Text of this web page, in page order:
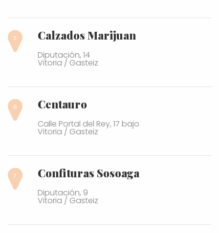
Calzados Marijuan
Diputación, 14
Vitoria / Gasteiz
Centauro
Calle Portal del Rey, 17 bajo
Vitoria / Gasteiz
Confituras Sosoaga
Diputación, 9
Vitoria / Gasteiz